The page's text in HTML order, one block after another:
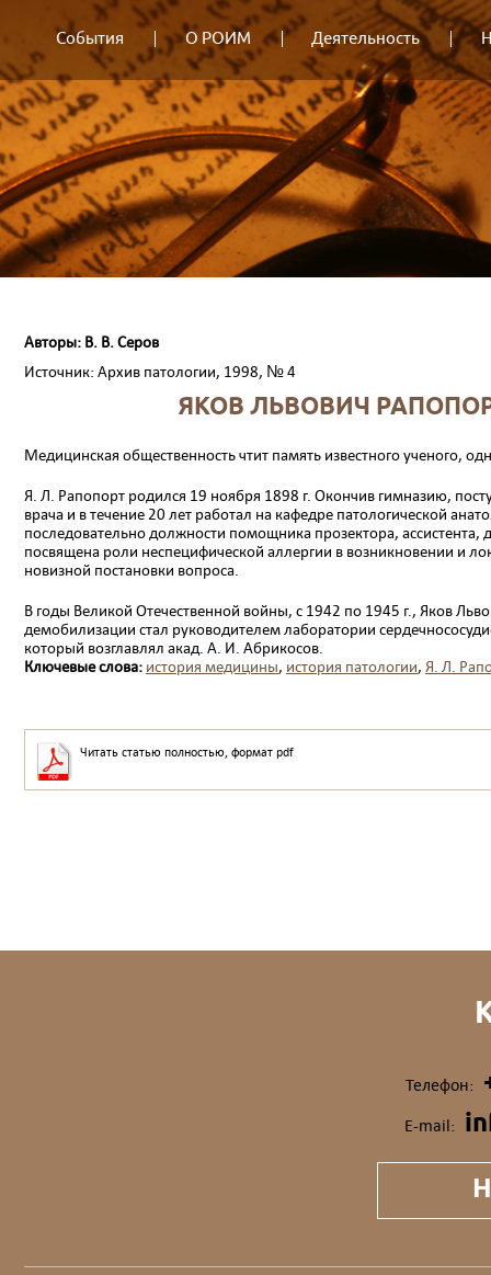
События О РОИМ Деятельность
Авторы: В. В. Серов
Источник: Архив патологии, 1998, № 4
ЯКОВ ЛЬВОВИЧ
Медицинская общественность чтит память извест­ного ученого,
Я. Л. Рапопорт родился 19 ноября 1898 г. Окончив гимназию,
врача и в течение 20 лет работал на кафедре патологической
последовательно должности помощника прозектора,
посвящена роли неспецифической аллер­гии в возникновении и
новизной постановки вопроса.
В годы Великой Отечественной войны, с 1942 по 1945 г., Яков
демо­билизации стал руководителем лаборатории
который возглавлял акад. А. И. Абрикосов.
Ключевые слова: история медицины, история патологии, Я. Л.
Читать статью полностью, формат pdf
Телефон:
E-mail: